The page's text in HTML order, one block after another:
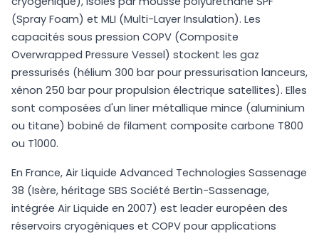
(Spray Foam) et MLI (Multi-Layer Insulation). Les
capacités sous pression COPV (Composite
Overwrapped Pressure Vessel) stockent les gaz
pressurisés (hélium 300 bar pour pressurisation lanceurs,
xénon 250 bar pour propulsion électrique satellites). Elles
sont composées d'un liner métallique mince (aluminium
ou titane) bobiné de filament composite carbone T800
ou T1000.
En France, Air Liquide Advanced Technologies Sassenage
38 (Isère, héritage SBS Société Bertin-Sassenage,
intégrée Air Liquide en 2007) est leader européen des
réservoirs cryogéniques et COPV pour applications